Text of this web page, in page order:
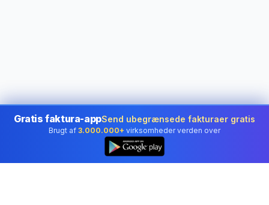
Gratis faktura-appSend ubegrænsede fakturaer gratis
Brugt af 3.000.000+ virksomheder verden over
👆